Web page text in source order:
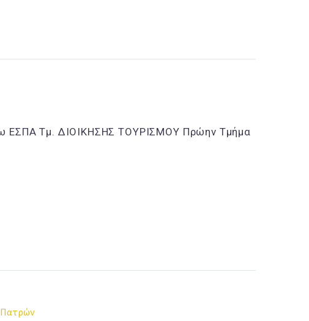
ΕΣΠΑ Τμ. ΔΙΟΙΚΗΣΗΣ ΤΟΥΡΙΣΜΟΥ Πρώην Τμήμα
Πατρών